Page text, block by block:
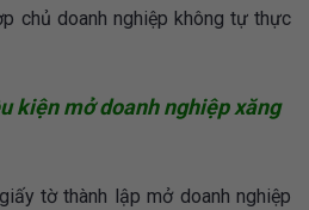
chủ doanh nghiệp không tự thực
kiện mở doanh nghiệp xăng
tờ thành lập mở doanh nghiệp